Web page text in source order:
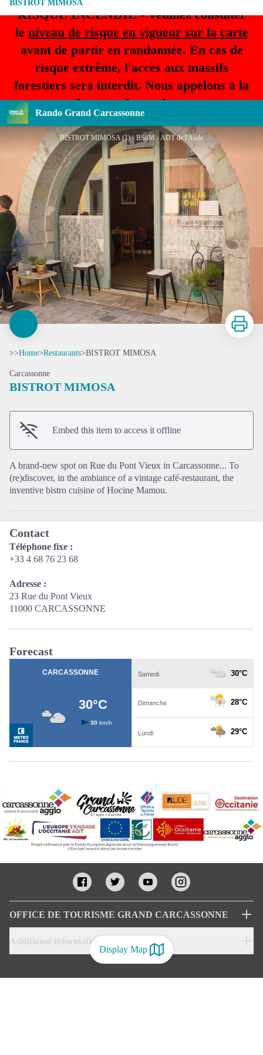
RISQUE INCENDIE - Veuillez consulter
le niveau de risque en vigueur sur la carte
avant de partir en randonnée. En cas de
risque extrême, l'accès aux massifs
forestiers sera interdit. Nous appelons à la
plus grande prudence.
Rando Grand Carcassonne
BISTROT MIMOSA
Display Map
BISTROT MIMOSA (1) - BSdM - ADT de l'Aude
View picture in full screen
Print
>>Home>Restaurants>BISTROT MIMOSA
Carcassonne
BISTROT MIMOSA
Embed this item to access it offline
A brand-new spot on Rue du Pont Vieux in Carcassonne... To
(re)discover, in the ambiance of a vintage café-restaurant, the
inventive bistro cuisine of Hocine Mamou.
Contact
Téléphone fixe :
+33 4 68 76 23 68
Adresse :
23 Rue du Pont Vieux
11000 CARCASSONNE
Forecast
OFFICE DE TOURISME GRAND CARCASSONNE
Additional informations